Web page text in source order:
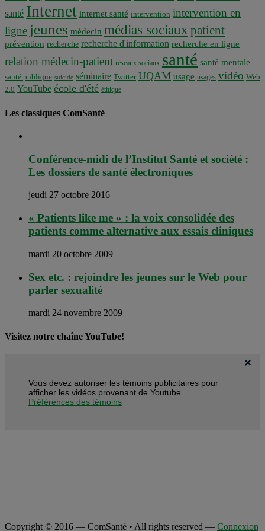
santé Internet internet santé intervention intervention en
ligne jeunes médecin médias sociaux patient
prévention recherche recherche d'information recherche en ligne
relation médecin-patient réseaux sociaux santé santé mentale
santé publique suicide séminaire Twitter UQAM usage usages vidéo Web
2.0 YouTube école d'été éthique
Les classiques ComSanté
Conférence-midi de l’Institut Santé et société :
Les dossiers de santé électroniques
jeudi 27 octobre 2016
« Patients like me » : la voix consolidée des
patients comme alternative aux essais cliniques
mardi 20 octobre 2009
Sex etc. : rejoindre les jeunes sur le Web pour
parler sexualité
mardi 24 novembre 2009
Visitez notre chaîne YouTube!
Vous devez autoriser les témoins publicitaires pour
afficher les vidéos provenant de Youtube.
Préférences des témoins
Copyright © 2016 — ComSanté • All rights reserved — Connexion